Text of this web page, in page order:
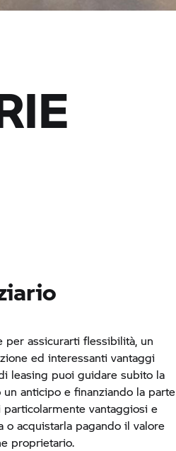
per assicurarti flessibilità, un
ed interessanti vantaggi
leasing puoi guidare subito la
anticipo e finanziando la parte
vantaggiosi e
acquistarla pagando il valore
proprietario.